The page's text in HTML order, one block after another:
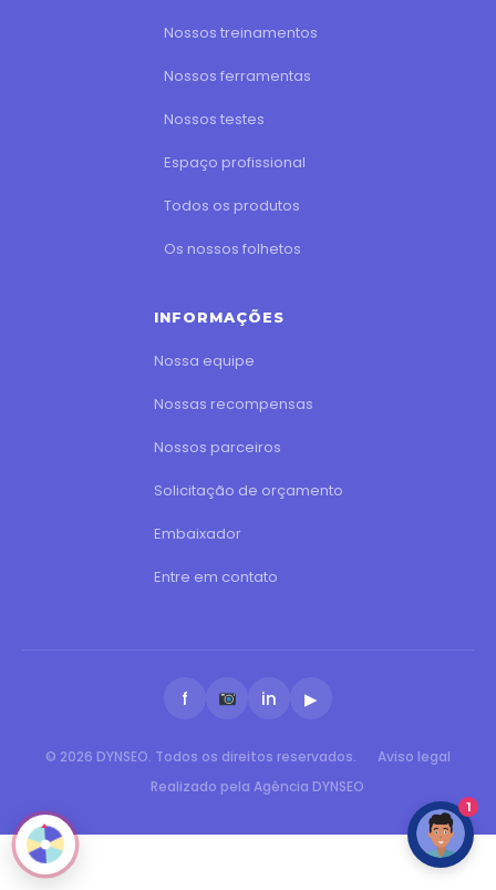
Nossos treinamentos
Nossos ferramentas
Nossos testes
Espaço profissional
Todos os produtos
Os nossos folhetos
INFORMAÇÕES
Nossa equipe
Nossas recompensas
Nossos parceiros
Solicitação de orçamento
Embaixador
Entre em contato
f in ▶
© 2026 DYNSEO. Todos os direitos reservados.
Aviso legal
Realizado pela Agência DYNSEO
1